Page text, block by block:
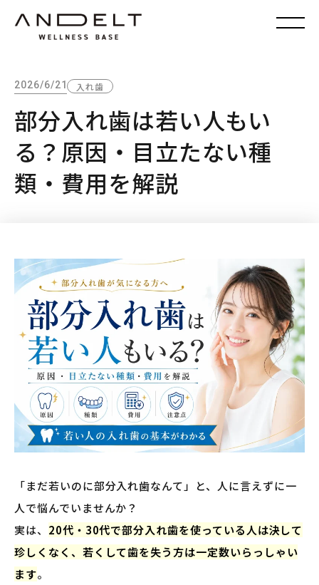
2026/6/21 入れ歯
部分入れ歯は若い人もい
る？原因・目立たない種
類・費用を解説
「まだ若いのに部分入れ歯なんて」と、人に言えずに一
人で悩んでいませんか？
実は、 20代・30代で部分入れ歯を使っている人は決して
珍しくなく、若くして歯を失う方は一定数いらっしゃい
ます。